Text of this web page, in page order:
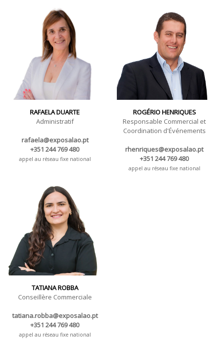
Métallurgique
Du 11 au 13 novembre 2026 - EXPOSALÃO, Batalha
Du mercredi à vendredi, de 10h à 19h
RAFAELA DUARTE
Administratif
rafaela@exposalao.pt
+351 244 769 480
appel au réseau fixe national
ROGÉRIO HENRIQUES
Responsable Commercial et
Coordination d'Événements
rhenriques@exposalao.pt
+351 244 769 480
appel au réseau fixe national
TATIANA ROBBA
Conseillère Commerciale
tatiana.robba@exposalao.pt
+351 244 769 480
appel au réseau fixe national